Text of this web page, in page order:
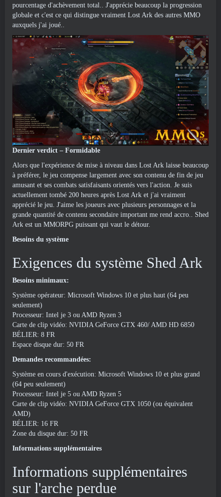
pourcentage d'achèvement total.. J'apprécie beaucoup la progression
globale et c'est ce qui distingue vraiment Lost Ark des autres MMO
auxquels j'ai joué..
Dernier verdict – Formidable
Alors que l'expérience de mise à niveau dans Lost Ark laisse beaucoup
à préférer, le jeu compense largement avec son contenu de fin de jeu
amusant et ses combats satisfaisants orientés vers l'action. Je suis
actuellement tombé 200 heures après Lost Ark et j'ai vraiment
apprécié le jeu. J'aime les joueurs avec plusieurs personnages et la
grande quantité de contenu secondaire important me rend accro.. Shed
Ark est un MMORPG puissant qui vaut le détour.
Besoins du système
Exigences du système Shed Ark
Besoins minimaux:
Système opérateur: Microsoft Windows 10 et plus haut (64 peu
seulement)
Processeur: Intel je 3 ou AMD Ryzen 3
Carte de clip vidéo: NVIDIA GeForce GTX 460/ AMD HD 6850
BÉLIER: 8 FR
Espace disque dur: 50 FR
Demandes recommandées:
Système en cours d'exécution: Microsoft Windows 10 et plus grand
(64 peu seulement)
Processeur: Intel je 5 ou AMD Ryzen 5
Carte de clip vidéo: NVIDIA GeForce GTX 1050 (ou équivalent
AMD)
BÉLIER: 16 FR
Zone du disque dur: 50 FR
Informations supplémentaires
Informations supplémentaires
sur l'arche perdue